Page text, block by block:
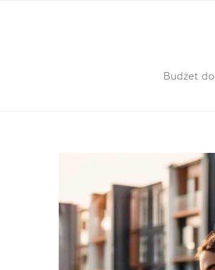
Budżet